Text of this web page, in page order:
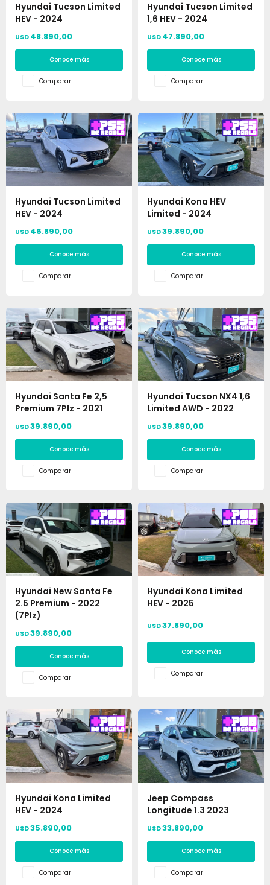
Hyundai Tucson Limited
HEV - 2024
USD 48.890,00
Conoce más
Comparar
Hyundai Tucson Limited
1,6 HEV - 2024
USD 47.890,00
Conoce más
Comparar
Hyundai Tucson Limited
HEV - 2024
USD 46.890,00
Conoce más
Comparar
Hyundai Kona HEV
Limited - 2024
USD39.890,00
Conoce más
Comparar
Hyundai Santa Fe 2,5
Premium 7Plz - 2021
USD39.890,00
Conoce más
Comparar
Hyundai Tucson NX4 1,6
Limited AWD - 2022
USD39.890,00
Conoce más
Comparar
Hyundai New Santa Fe
2.5 Premium - 2022
(7Plz)
USD39.890,00
Conoce más
Comparar
Hyundai Kona Limited
HEV - 2025
USD37.890,00
Conoce más
Comparar
Hyundai Kona Limited
HEV - 2024
USD35.890,00
Conoce más
Comparar
Jeep Compass
Longitude 1.3 2023
USD33.890,00
Conoce más
Comparar